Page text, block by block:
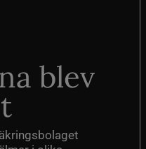
blev